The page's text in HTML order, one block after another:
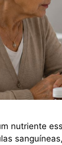
nutriente